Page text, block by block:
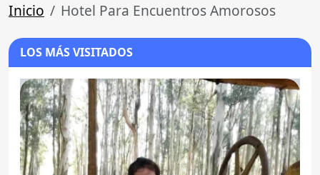
Inicio Hotel Para Encuentros Amorosos
LOS MÁS VISITADOS